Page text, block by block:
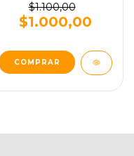
$1.100,00
$1.000,00